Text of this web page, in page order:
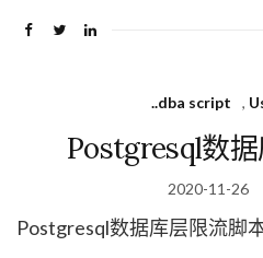
..dba script ,
Postgresql数
2020-11-26
Postgresql数据库层限流脚本